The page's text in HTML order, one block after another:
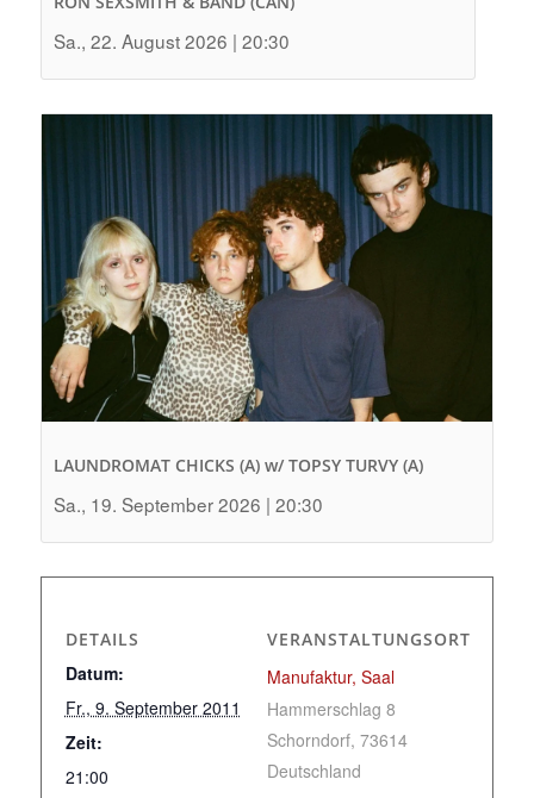
Sa., 22. August 2026 | 20:30
LAUNDROMAT CHICKS (A) w/ TOPSY TURVY (A)
Sa., 19. September 2026 | 20:30
DETAILS
Datum:
Fr., 9. September 2011
Zeit:
21:00
VERANSTALTUNGSORT
Manufaktur, Saal
Hammerschlag 8
Schorndorf, 73614
Deutschland